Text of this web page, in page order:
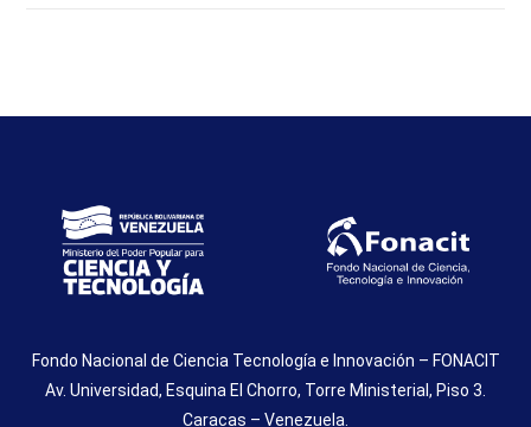
Fondo Nacional de Ciencia Tecnología e Innovación – FONACIT
Av. Universidad, Esquina El Chorro, Torre Ministerial, Piso 3.
Caracas – Venezuela.